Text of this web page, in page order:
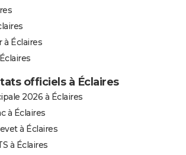
Éclaires
officiels à Éclaires
2026 à Éclaires
à Éclaires
à Éclaires
à Éclaires